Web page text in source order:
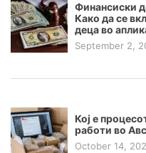
Финансиски
Како да се
деца во
September 2,
Кој е
работи во
October 14,